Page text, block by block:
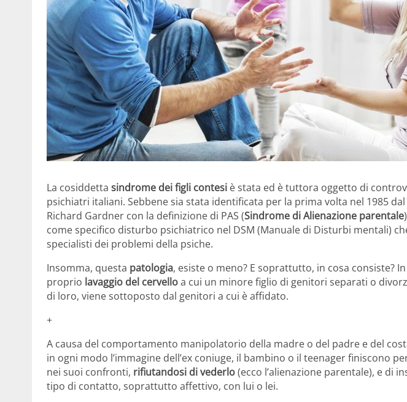
La cosiddetta sindrome dei figli contesi è stata ed è tuttora oggetto di
psichiatri italiani. Sebbene sia stata identificata per la prima volta nel 1985
Richard Gardner con la definizione di PAS (Sindrome di Alienazione parentale
come specifico disturbo psichiatrico nel DSM (Manuale di Disturbi mentali)
specialisti dei problemi della psiche.
Insomma, questa patologia, esiste o meno? E soprattutto, in cosa consiste?
proprio lavaggio del cervelloa cui un minore figlio di genitori separati o
di loro, viene sottoposto dal genitori a cui è affidato.
+
A causa del comportamento manipolatorio della madre o del padre e del
in ogni modo l’immagine dell’ex coniuge, il bambino o il teenager finiscono
nei suoi confronti, rifiutandosi di vederlo(ecco l’alienazione parentale), e di
tipo di contatto, soprattutto affettivo, con lui o lei.